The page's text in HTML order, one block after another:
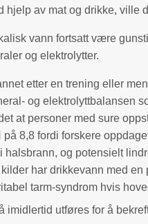
hjelp av mat og drikke, ville
vann fortsatt være
og elektrolytter.
etter en trening eller
og elektrolyttbalansen
at personer med sure
på 8,8 fordi forskere
halsbrann, og potensielt
kilder har drikkevann med
tarm-syndrom hvis
imidlertid utføres for å